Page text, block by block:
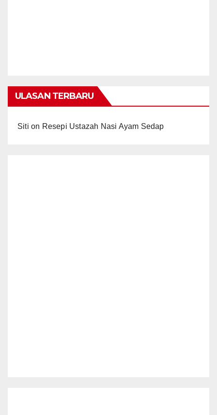
ULASAN TERBARU
Siti on Resepi Ustazah Nasi Ayam Sedap